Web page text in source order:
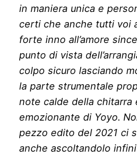
in maniera unica e
certi che anche tutti voi
forte inno all’amore
punto di vista
colpo sicuro lasciando
la parte strumentale
note calde della chitarra
emozionante di Yoyo.
pezzo edito del 2021 ci
anche ascoltandolo